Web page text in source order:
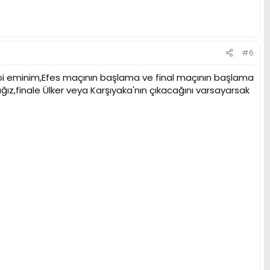
#6
maçının başlama ve final maçının başlama
Ülker veya Karşıyaka'nın çıkacağını varsayarsak